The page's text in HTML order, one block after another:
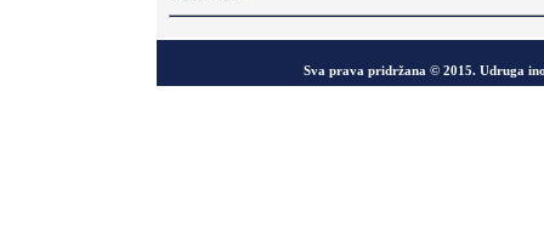
Sva prava pridržana © 2015. Udruga